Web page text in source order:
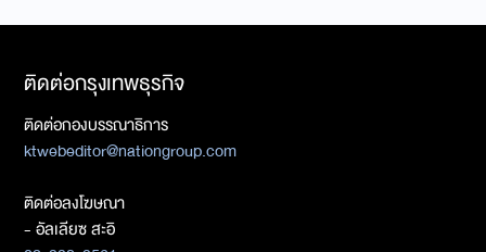
ติดต่อกรุงเทพธุรกิจ
ติดต่อกองบรรณาธิการ
ktwebeditor@nationgroup.com
ติดต่อลงโฆษณา
- อัลเลียซ สะอิ